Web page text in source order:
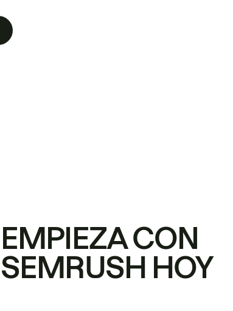
EMPIEZA CON
SEMRUSH HOY